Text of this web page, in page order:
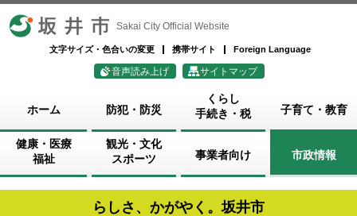
坂井市 Sakai City Official Website
文字サイズ・色合いの変更 携帯サイト Foreign Language
音声読み上げ サイトマップ
ホーム 防犯・防災
くらし
手続き・税
子育て・教育
健康・医療
福祉
観光・文化
スポーツ
事業者向け 市政情報
らしさ、かがやく。坂井市